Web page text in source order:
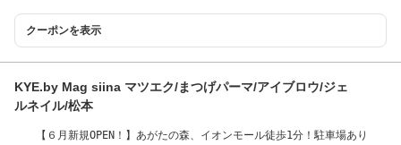
クーポンを表示
KYE.by Mag siina マツエク/まつげパーマ/アイブロウ/ジェ
ルネイル/松本
【６月新規OPEN！】あがたの森、イオンモール徒歩1分！駐車場あり